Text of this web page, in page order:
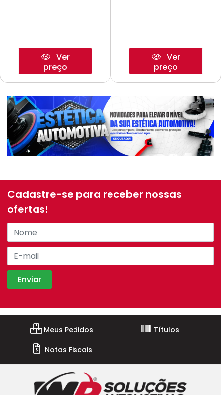
Ver
preço
Ver
preço
Cadastre-se para receber nossas
ofertas!
Meus Pedidos
Títulos
Notas Fiscais